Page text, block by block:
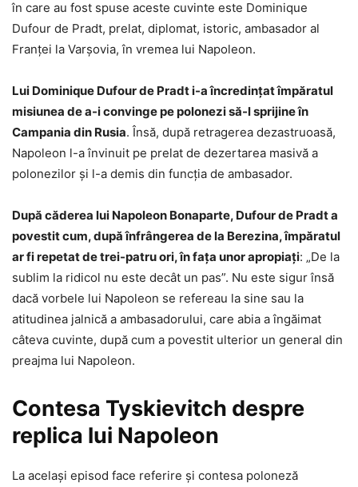
în care au fost spuse aceste cuvinte este Dominique
Dufour de Pradt, prelat, diplomat, istoric, ambasador al
Franței la Varșovia, în vremea lui Napoleon.
Lui Dominique Dufour de Pradt i-a încredințat împăratul
misiunea de a-i convinge pe polonezi să-l sprijine în
Campania din Rusia. Însă, după retragerea dezastruoasă,
Napoleon l-a învinuit pe prelat de dezertarea masivă a
polonezilor și l-a demis din funcția de ambasador.
După căderea lui Napoleon Bonaparte, Dufour de Pradt a
povestit cum, după înfrângerea de la Berezina, împăratul
ar fi repetat de trei-patru ori, în fața unor apropiați: „De la
sublim la ridicol nu este decât un pas”. Nu este sigur însă
dacă vorbele lui Napoleon se refereau la sine sau la
atitudinea jalnică a ambasadorului, care abia a îngăimat
câteva cuvinte, după cum a povestit ulterior un general din
preajma lui Napoleon.
Contesa Tyskievitch despre
replica lui Napoleon
La același episod face referire și contesa poloneză